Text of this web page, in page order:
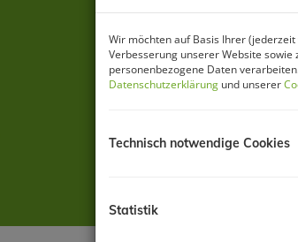
Wir möchten auf Basis Ihrer
Verbesserung unserer Website
personenbezogene Daten
Datenschutzerklärung und unserer
Technisch notwendige Cookies
Statistik